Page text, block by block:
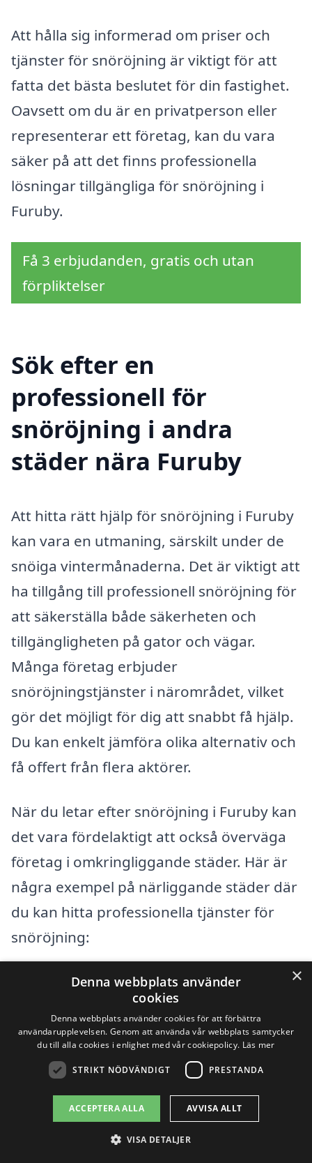
Att hålla sig informerad om priser och
tjänster för snöröjning är viktigt för att
fatta det bästa beslutet för din fastighet.
Oavsett om du är en privatperson eller
representerar ett företag, kan du vara
säker på att det finns professionella
lösningar tillgängliga för snöröjning i
Furuby.
Få 3 erbjudanden, gratis och utan
förpliktelser
Sök efter en
professionell för
snöröjning i andra
städer nära Furuby
Att hitta rätt hjälp för snöröjning i Furuby
kan vara en utmaning, särskilt under de
snöiga vintermånaderna. Det är viktigt att
ha tillgång till professionell snöröjning för
att säkerställa både säkerheten och
tillgängligheten på gator och vägar.
Många företag erbjuder
snöröjningstjänster i närområdet, vilket
gör det möjligt för dig att snabbt få hjälp.
Du kan enkelt jämföra olika alternativ och
få offert från flera aktörer.
När du letar efter snöröjning i Furuby kan
det vara fördelaktigt att också överväga
företag i omkringliggande städer. Här är
några exempel på närliggande städer där
du kan hitta professionella tjänster för
snöröjning:
Växjö
Lammhult
Kronoberg
Alvesta
×
Denna webbplats använder
cookies
Denna webbplats använder cookies för att förbättra
användarupplevelsen. Genom att använda vår webbplats samtycker
du till alla cookies i enlighet med vår cookiepolicy. Läs mer
STRIKT NÖDVÄNDIGT PRESTANDA
ACCEPTERA ALLA AVVISA ALLT
VISA DETALJER